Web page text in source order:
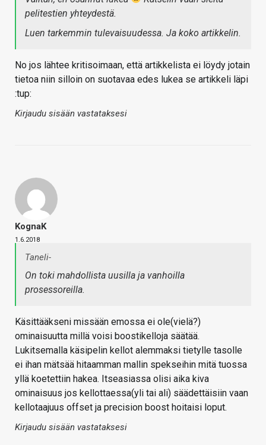
pelitestien yhteydestä.
Luen tarkemmin tulevaisuudessa. Ja koko artikkelin.
No jos lähtee kritisoimaan, että artikkelista ei löydy jotain
tietoa niin silloin on suotavaa edes lukea se artikkeli läpi
:tup:
Kirjaudu sisään vastataksesi
KognaK
1.6.2018
Taneli-
On toki mahdollista uusilla ja vanhoilla
prosessoreilla.
Käsittääkseni missään emossa ei ole(vielä?)
ominaisuutta millä voisi boostikelloja säätää.
Lukitsemalla käsipelin kellot alemmaksi tietylle tasolle
ei ihan mätsää hitaamman mallin spekseihin mitä tuossa
yllä koetettiin hakea. Itseasiassa olisi aika kiva
ominaisuus jos kellottaessa(yli tai ali) säädettäisiin vaan
kellotaajuus offset ja precision boost hoitaisi loput.
Kirjaudu sisään vastataksesi